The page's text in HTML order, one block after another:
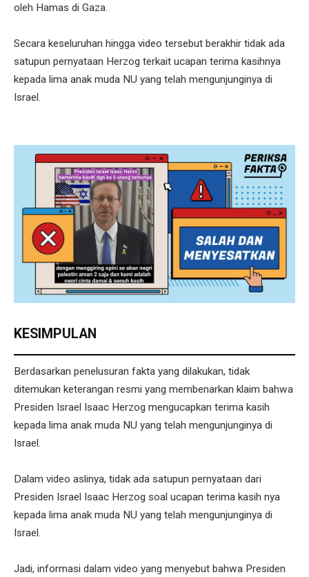
oleh Hamas di Gaza.
Secara keseluruhan hingga video tersebut berakhir tidak ada
satupun pernyataan Herzog terkait ucapan terima kasihnya
kepada lima anak muda NU yang telah mengunjunginya di
Israel.
KESIMPULAN
Berdasarkan penelusuran fakta yang dilakukan, tidak
ditemukan keterangan resmi yang membenarkan klaim bahwa
Presiden Israel Isaac Herzog mengucapkan terima kasih
kepada lima anak muda NU yang telah mengunjunginya di
Israel.
Dalam video aslinya, tidak ada satupun pernyataan dari
Presiden Israel Isaac Herzog soal ucapan terima kasih nya
kepada lima anak muda NU yang telah mengunjunginya di
Israel.
Jadi, informasi dalam video yang menyebut bahwa Presiden